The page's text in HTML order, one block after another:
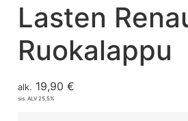
Lasten
Ruokalappu
alk. 19,90 €
sis. ALV 25,5%